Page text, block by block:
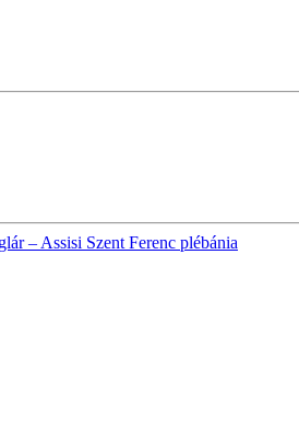
– Assisi Szent Ferenc plébánia